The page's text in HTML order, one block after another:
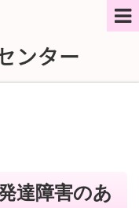
達障害のあ